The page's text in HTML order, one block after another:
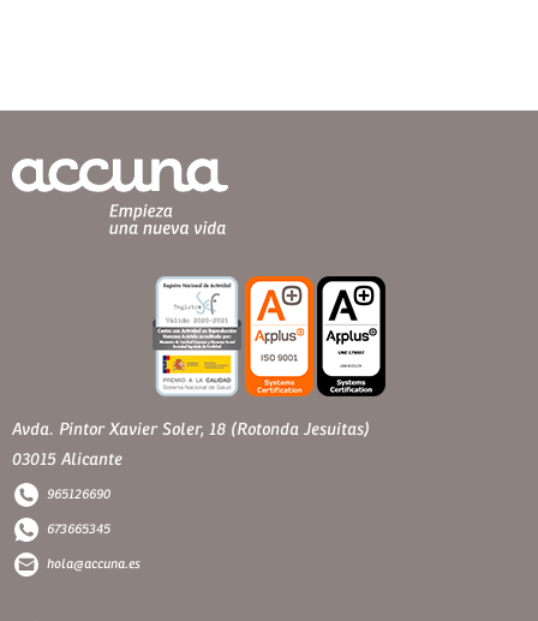
Avda. Pintor Xavier Soler, 18 (Rotonda Jesuitas)
03015 Alicante
965126690
673665345
hola@accuna.es